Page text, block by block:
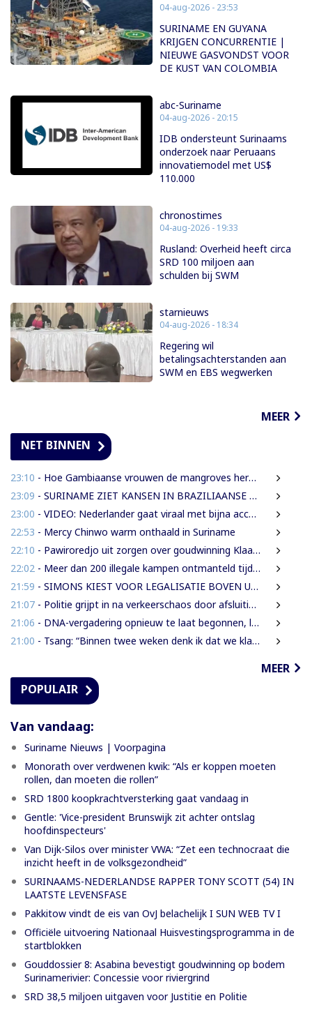
04-aug-2026 - 23:53
SURINAME EN GUYANA
KRIJGEN CONCURRENTIE |
NIEUWE GASVONDST VOOR
DE KUST VAN COLOMBIA
abc-Suriname
04-aug-2026 - 20:15
IDB ondersteunt Surinaams
onderzoek naar Peruaans
innovatiemodel met US$
110.000
chronostimes
04-aug-2026 - 19:33
Rusland: Overheid heeft circa
SRD 100 miljoen aan
schulden bij SWM
starnieuws
04-aug-2026 - 18:34
Regering wil
betalingsachterstanden aan
SWM en EBS wegwerken
MEER
NET BINNEN
23:10 - Hoe Gambiaanse vrouwen de mangroves herstellen die Banjul beschermen
23:09 - SURINAME ZIET KANSEN IN BRAZILIAANSE RADARTECHNOLOGIE VOOR GRENSBEWAKING EN VEILIGHEID
23:00 - VIDEO: Nederlander gaat viraal met bijna accentloze versie van Damaru’s ‘Mi Rowsu’
22:53 - Mercy Chinwo warm onthaald in Suriname
22:10 - Pawiroredjo uit zorgen over goudwinning Klaaskreek en geluidsoverlast
22:02 - Meer dan 200 illegale kampen ontmanteld tijdens operatie bij Moeroekreek
21:59 - SIMONS KIEST VOOR LEGALISATIE BOVEN UITZETTING VAN LANGDURIG VERBLIJVENDE VREEMDELINGEN
21:07 - Politie grijpt in na verkeerschaos door afsluiting Domineestraat
21:06 - DNA-vergadering opnieuw te laat begonnen, leden eisen aanpak laatkomers
21:00 - Tsang: “Binnen twee weken denk ik dat we klaar moeten zijn met werkzaamheden Domineestraat”
MEER
POPULAIR
Van vandaag:
Suriname Nieuws | Voorpagina
Monorath over verdwenen kwik: “Als er koppen moeten
rollen, dan moeten die rollen”
SRD 1800 koopkrachtversterking gaat vandaag in
Gentle: 'Vice-president Brunswijk zit achter ontslag
hoofdinspecteurs'
Van Dijk-Silos over minister VWA: “Zet een technocraat die
inzicht heeft in de volksgezondheid”
SURINAAMS-NEDERLANDSE RAPPER TONY SCOTT (54) IN
LAATSTE LEVENSFASE
Pakkitow vindt de eis van OvJ belachelijk I SUN WEB TV I
Officiële uitvoering Nationaal Huisvestingsprogramma in de
startblokken
Gouddossier 8: Asabina bevestigt goudwinning op bodem
Surinamerivier: Concessie voor riviergrind
SRD 38,5 miljoen uitgaven voor Justitie en Politie